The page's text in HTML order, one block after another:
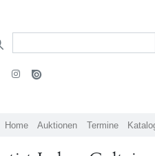
Home Auktionen Termine